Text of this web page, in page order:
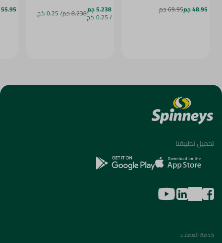
48.95 جم 69.95 جم 5.238 جم
/ 0.25 كج 8.238 جم / 0.25 كج 55.95 جم
تحميل تطبيقنا
خدمة العملاء